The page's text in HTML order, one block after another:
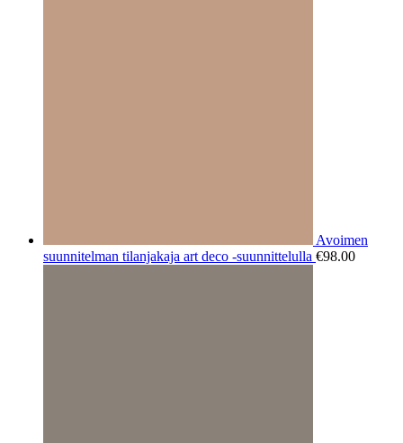
Avoimen
suunnitelman tilanjakaja art deco -suunnittelulla €98.00